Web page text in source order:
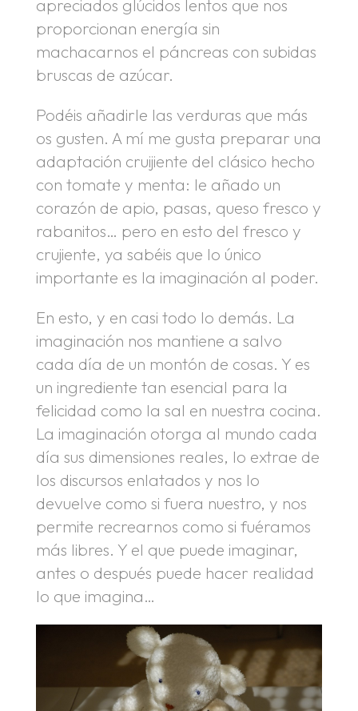
apreciados glúcidos lentos que nos
proporcionan energía sin
machacarnos el páncreas con subidas
bruscas de azúcar.
Podéis añadirle las verduras que más
os gusten. A mí me gusta preparar una
adaptación cruijiente del clásico hecho
con tomate y menta: le añado un
corazón de apio, pasas, queso fresco y
rabanitos… pero en esto del fresco y
crujiente, ya sabéis que lo único
importante es la imaginación al poder.
En esto, y en casi todo lo demás. La
imaginación nos mantiene a salvo
cada día de un montón de cosas. Y es
un ingrediente tan esencial para la
felicidad como la sal en nuestra cocina.
La imaginación otorga al mundo cada
día sus dimensiones reales, lo extrae de
los discursos enlatados y nos lo
devuelve como si fuera nuestro, y nos
permite recrearnos como si fuéramos
más libres. Y el que puede imaginar,
antes o después puede hacer realidad
lo que imagina…